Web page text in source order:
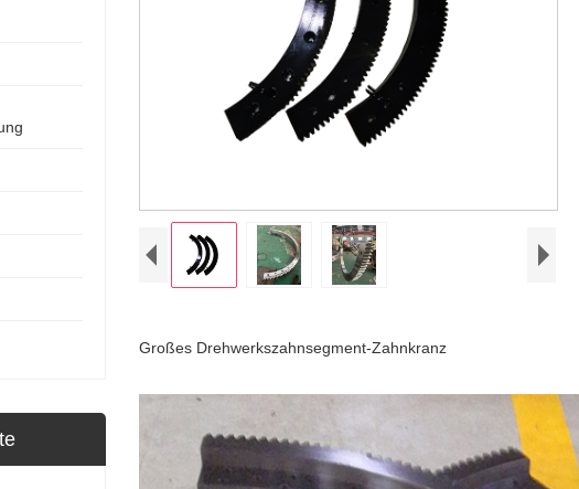
Großes Drehwerkszahnsegment-Zahnkranz